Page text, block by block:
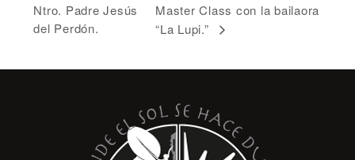
Ntro. Padre Jesús
del Perdón.
Master Class con la bailaora
“La Lupi.”